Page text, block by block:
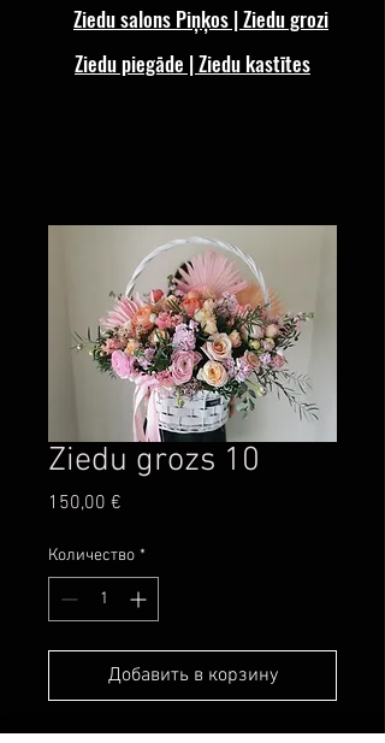
Ziedu piegāde | Ziedu kastītes
Ziedu salons Piņķos | Ziedu grozi
Ziedu grozs 10
150,00 €
Количество *
Добавить в корзину